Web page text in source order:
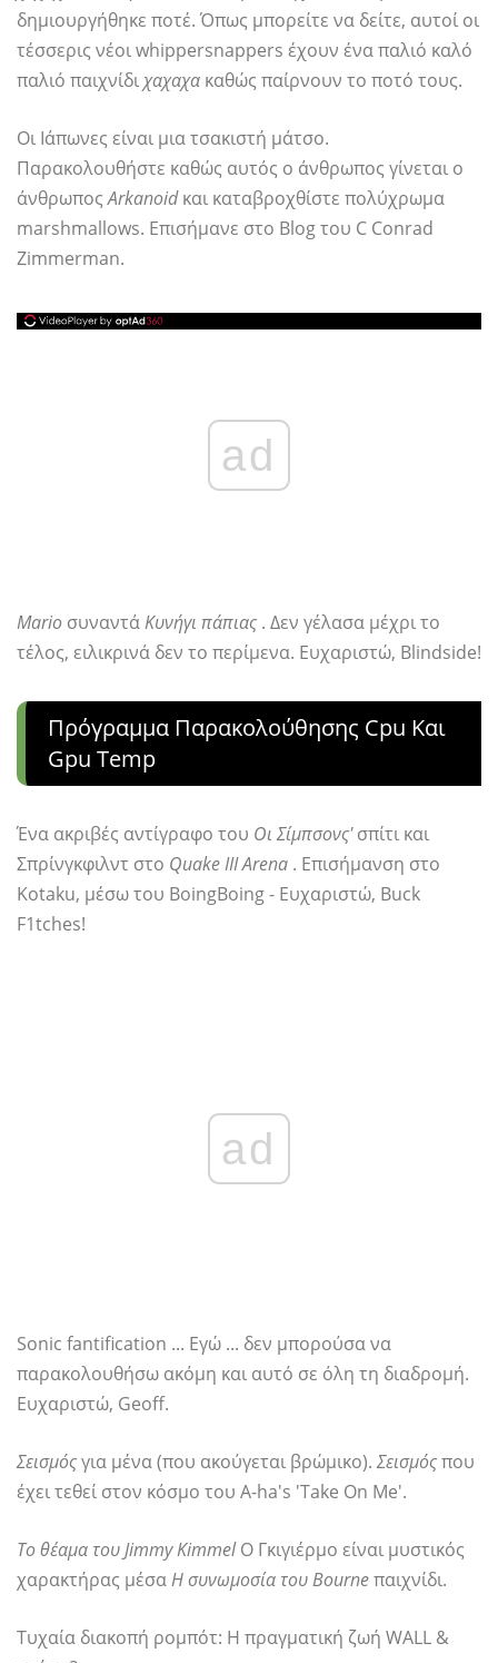
δημιουργήθηκε ποτέ. Όπως μπορείτε να δείτε, αυτοί οι
τέσσερις νέοι whippersnappers έχουν ένα παλιό καλό
παλιό παιχνίδι χαχαχα καθώς παίρνουν το ποτό τους.
Οι Ιάπωνες είναι μια τσακιστή μάτσο.
Παρακολουθήστε καθώς αυτός ο άνθρωπος γίνεται ο
άνθρωποςArkanoidκαι καταβροχθίστε πολύχρωμα
marshmallows. Επισήμανε στο Blog του C Conrad
Zimmerman.
ad
Mario συναντάΚυνήγι πάπιας . Δεν γέλασα μέχρι το
τέλος, ειλικρινά δεν το περίμενα. Ευχαριστώ, Blindside!
Πρόγραμμα Παρακολούθησης Cpu Και
Gpu Temp
Ένα ακριβές αντίγραφο του Οι Σίμπσονς'σπίτι και
Σπρίνγκφιλντ στο Quake III Arena . Επισήμανση στο
Kotaku, μέσω του BoingBoing - Ευχαριστώ, Buck
F1tches!
ad
Sonic fantification ... Εγώ ... δεν μπορούσα να
παρακολουθήσω ακόμη και αυτό σε όλη τη διαδρομή.
Ευχαριστώ, Geoff.
Σεισμόςγια μένα (που ακούγεται βρώμικο). Σεισμόςπου
έχει τεθεί στον κόσμο του A-ha's 'Take On Me'.
Το θέαμα του Jimmy KimmelΟ Γκιγιέρμο είναι μυστικός
χαρακτήρας μέσαΗ συνωμοσία του Bourneπαιχνίδι.
Τυχαία διακοπή ρομπότ: Η πραγματική ζωή WALL &